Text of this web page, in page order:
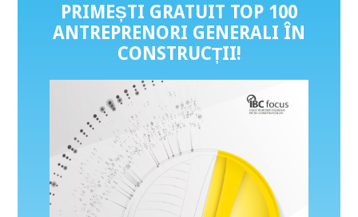
PRIMEȘTI GRATUIT TOP 100
ANTREPRENORI GENERALI ÎN
CONSTRUCȚII!